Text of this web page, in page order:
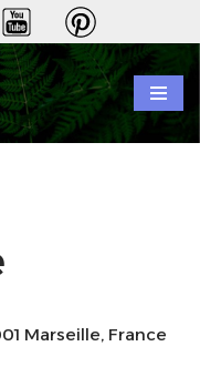
Marseille, France